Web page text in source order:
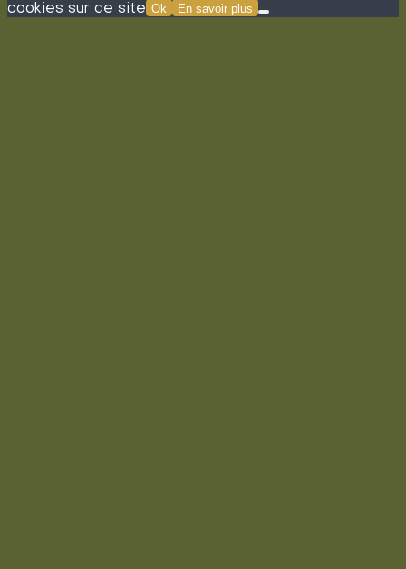
cookies sur ce site Ok En savoir plus